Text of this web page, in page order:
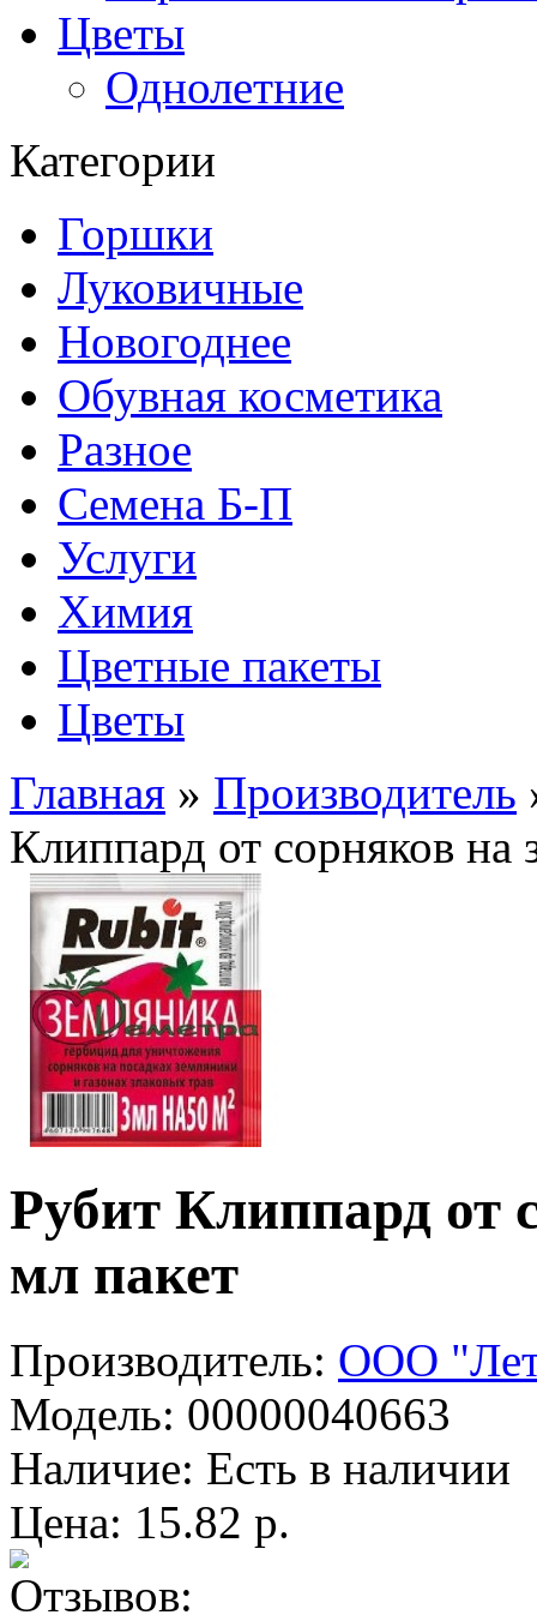
Цветы
Однолетние
Категории
Горшки
Луковичные
Новогоднее
Обувная косметика
Разное
Семена Б-П
Услуги
Химия
Цветные пакеты
Цветы
Главная » Производитель
Клиппард от сорняков на
Рубит Клиппард от
мл пакет
Производитель: ООО
Модель: 00000040663
Наличие: Есть в наличии
Цена: 15.82 р.